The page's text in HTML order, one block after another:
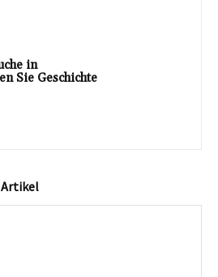
in
Sie Geschichte
Artikel